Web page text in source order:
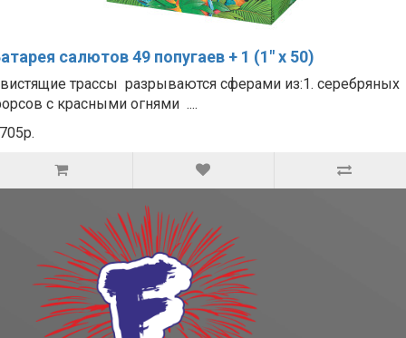
салютов 49 попугаев + 1 (1" х 50)
трассы разрываются сферами из:1. серебряных
с красными огнями ....